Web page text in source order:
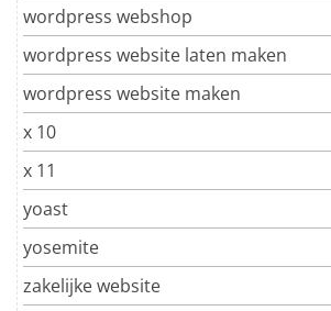
wordpress webshop
wordpress website laten maken
wordpress website maken
x 10
x 11
yoast
yosemite
zakelijke website